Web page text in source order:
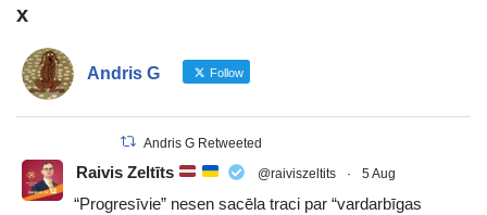
x
Andris G Follow
Andris G Retweeted
Raivis Zeltīts @raiviszeltits · 5 Aug
“Progresīvie” nesen sacēla traci par “vardarbīgas